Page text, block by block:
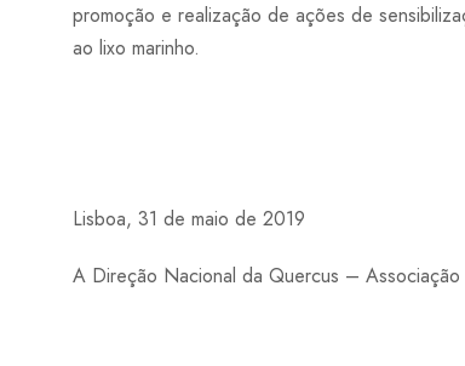
promoção e realização de ações de
ao lixo marinho.
Lisboa, 31 de maio de 2019
A Direção Nacional da Quercus –